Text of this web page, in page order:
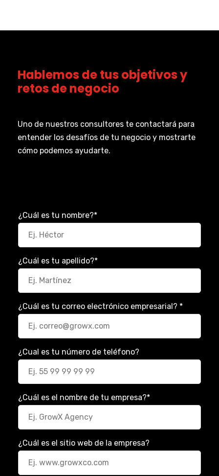
Hablemos de tus objetivos y
retos de negocio
Uno de nuestros consultores te contactará para
entender los desafíos de tu negocio y mostrarte
cómo podemos ayudarte.
¿Cuál es tu nombre?*
¿Cuál es tu apellido?*
¿Cuál es tu correo electrónico empresarial? *
¿Cual es tu número de teléfono?
¿Cuál es el nombre de tu empresa?*
¿Cuál es el sitio web de la empresa?